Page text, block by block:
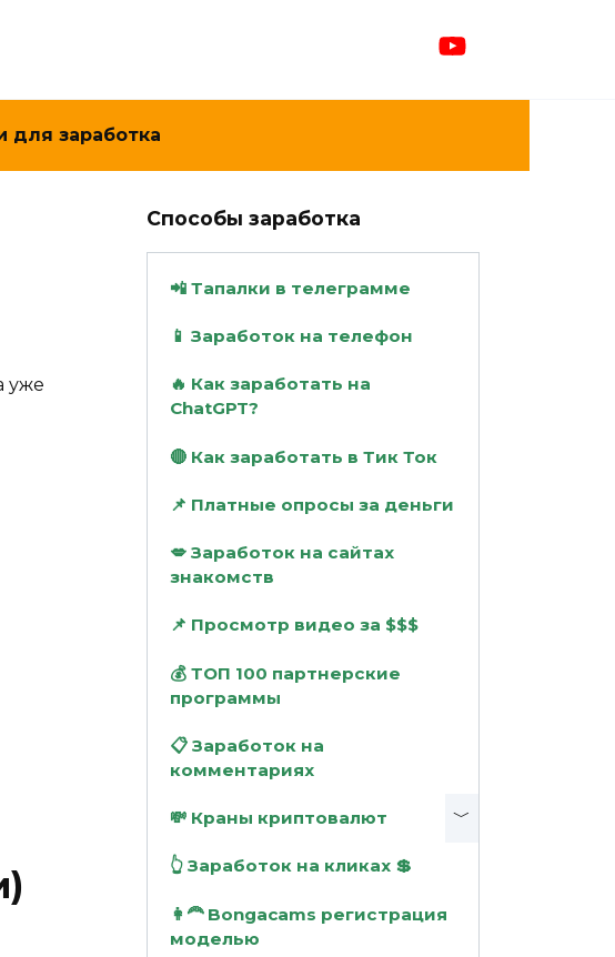
для заработка
уже
Способы заработка
📲 Тапалки в телеграмме
📱 Заработок на телефон
🔥 Как заработать на
ChatGPT?
🔴 Как заработать в Тик Ток
📌 Платные опросы за деньги
💋 Заработок на сайтах
знакомств
📌 Просмотр видео за $$$
💰 ТОП 100 партнерские
программы
📋 Заработок на
комментариях
💸 Краны криптовалют
👆 Заработок на кликах 💲
👩‍🦰 Bongacams регистрация
моделью